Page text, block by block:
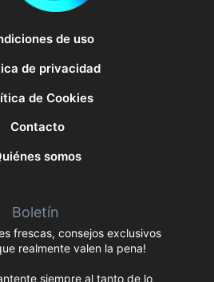
de uso
de privacidad
de Cookies
Contacto
somos
Boletín
frescas, consejos exclusivos
realmente valen la pena!
siempre al tanto de lo